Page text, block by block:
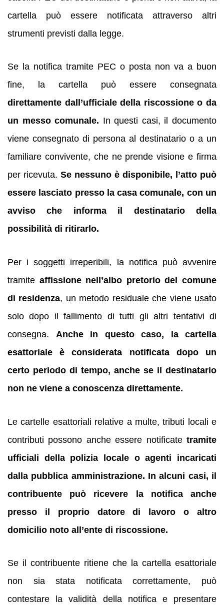
cartella può essere notificata attraverso altri
strumenti previsti dalla legge.
Se la notifica tramite PEC o posta non va a buon
fine, la cartella può essere consegnata
direttamente dall’ufficiale della riscossione o da
un messo comunale. In questi casi, il documento
viene consegnato di persona al destinatario o a un
familiare convivente, che ne prende visione e firma
per ricevuta. Se nessuno è disponibile, l’atto può
essere lasciato presso la casa comunale, con un
avviso che informa il destinatario della
possibilità di ritirarlo.
Per i soggetti irreperibili, la notifica può avvenire
tramite affissione nell’albo pretorio del comune
di residenza, un metodo residuale che viene usato
solo dopo il fallimento di tutti gli altri tentativi di
consegna. Anche in questo caso, la cartella
esattoriale è considerata notificata dopo un
certo periodo di tempo, anche se il destinatario
non ne viene a conoscenza direttamente.
Le cartelle esattoriali relative a multe, tributi locali e
contributi possono anche essere notificate tramite
ufficiali della polizia locale o agenti incaricati
dalla pubblica amministrazione. In alcuni casi, il
contribuente può ricevere la notifica anche
presso il proprio datore di lavoro o altro
domicilio noto all’ente di riscossione.
Se il contribuente ritiene che la cartella esattoriale
non sia stata notificata correttamente, può
contestare la validità della notifica e presentare